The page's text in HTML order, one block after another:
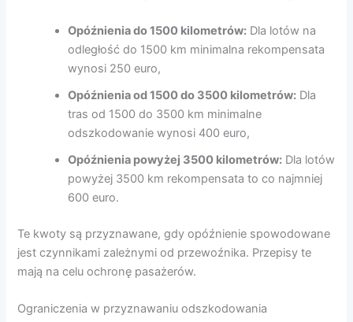
Opóźnienia do 1500 kilometrów: Dla lotów na
odległość do 1500 km minimalna rekompensata
wynosi 250 euro,
Opóźnienia od 1500 do 3500 kilometrów: Dla
tras od 1500 do 3500 km minimalne
odszkodowanie wynosi 400 euro,
Opóźnienia powyżej 3500 kilometrów: Dla lotów
powyżej 3500 km rekompensata to co najmniej
600 euro.
Te kwoty są przyznawane, gdy opóźnienie spowodowane
jest czynnikami zależnymi od przewoźnika. Przepisy te
mają na celu ochronę pasażerów.
Ograniczenia w przyznawaniu odszkodowania